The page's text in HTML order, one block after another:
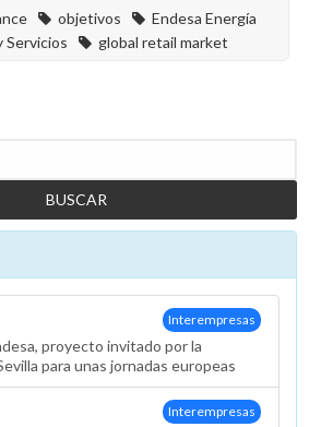
objetivos
Endesa Energía
Servicios
global retail market
Interempresas
proyecto invitado por la
para unas jornadas europeas
Interempresas